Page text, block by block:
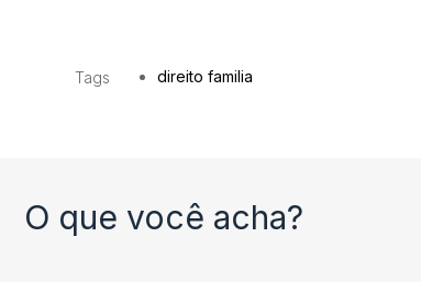
Tags direito familia
O que você acha?